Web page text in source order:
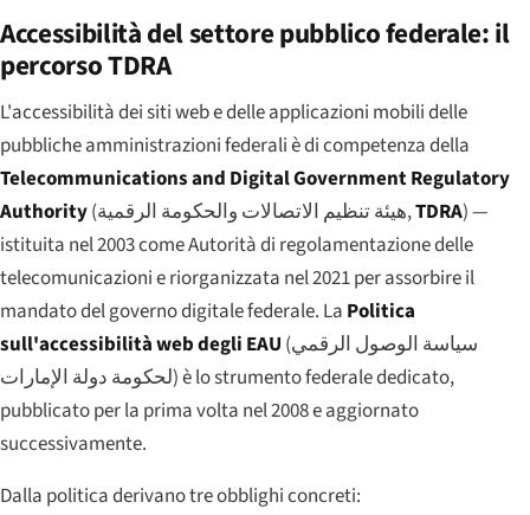
Accessibilità del settore pubblico federale: il
percorso TDRA
L'accessibilità dei siti web e delle applicazioni mobili delle
pubbliche amministrazioni federali è di competenza della
Telecommunications and Digital Government Regulatory
Authority(هيئة تنظيم الاتصالات والحكومة الرقمية,TDRA) —
istituita nel 2003 come Autorità di regolamentazione delle
telecomunicazioni e riorganizzata nel 2021 per assorbire il
mandato del governo digitale federale. La Politica
sull'accessibilità web degli EAU (سياسة الوصول الرقمي
لحكومة دولة الإمارات) è lo strumento federale dedicato,
pubblicato per la prima volta nel 2008 e aggiornato
successivamente.
Dalla politica derivano tre obblighi concreti: